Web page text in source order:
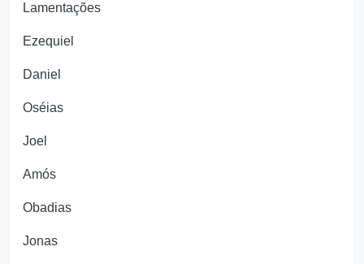
Lamentações
Ezequiel
Daniel
Oséias
Joel
Amós
Obadias
Jonas